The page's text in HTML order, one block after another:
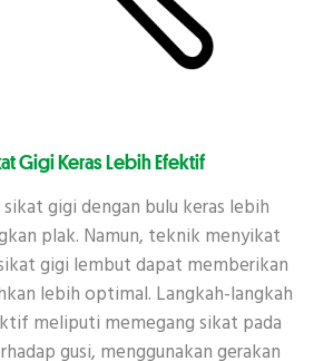
Gigi Keras Lebih Efektif
gigi dengan bulu keras lebih
plak. Namun, teknik menyikat
gigi lembut dapat memberikan
lebih optimal. Langkah-langkah
meliputi memegang sikat pada
gusi, menggunakan gerakan